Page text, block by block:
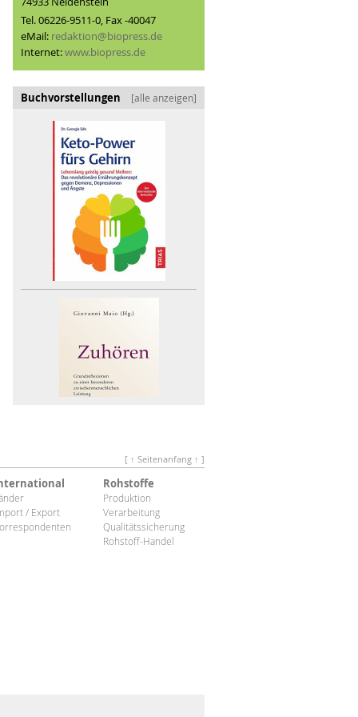
Tel. 06226-9511-0, Fax -40047
eMail: redaktion@biopress.de
Internet:www.biopress.de
Buchvorstellungen [alle anzeigen]
[ ↑ Seitenanfang ↑ ]
/ Export
Rohstoffe
Produktion
Verarbeitung
Qualitätssicherung
Rohstoff-Handel